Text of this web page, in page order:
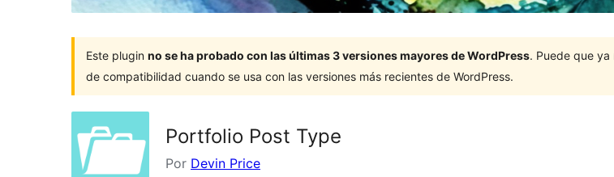
Este plugin no se ha probado con las últimas 3 versiones mayores de WordPress. Puede que
de compatibilidad cuando se usa con las versiones más recientes de WordPress.
Portfolio Post Type
Por Devin Price